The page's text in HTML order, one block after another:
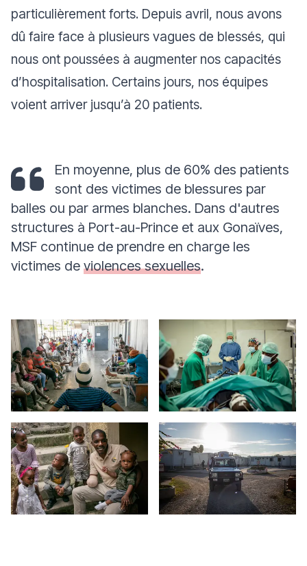
particulièrement forts. Depuis avril, nous avons
dû faire face à plusieurs vagues de blessés, qui
nous ont poussées à augmenter nos capacités
d’hospitalisation. Certains jours, nos équipes
voient arriver jusqu’à 20 patients.
En moyenne, plus de 60% des patients
sont des victimes de blessures par
balles ou par armes blanches. Dans d'autres
structures à Port-au-Prince et aux Gonaïves,
MSF continue de prendre en charge les
victimes de violences sexuelles.